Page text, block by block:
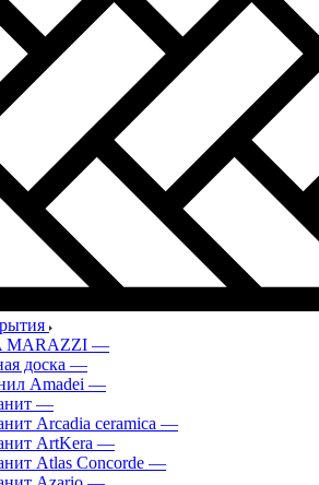
MARAZZI —
доска —
Amadei —
—
Arcadia ceramica —
ArtKera —
Atlas Concorde —